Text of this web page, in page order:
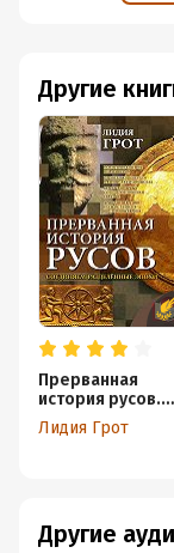
Другие
Прерванная
история русов.
Соединяем
разделенные
Лидия Грот
Другие